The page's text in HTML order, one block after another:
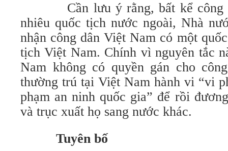
Cần lưu ý rằng, bất kể công
nhiêu quốc tịch nước ngoài, Nhà
nhận công dân Việt Nam có một
tịch Việt Nam. Chính vì nguyên tắc
Nam không có quyền gán cho
thường trú tại Việt Nam hành vi “vi
phạm an ninh quốc gia” để rồi
và trục xuất họ sang nước khác.
Tuyên bố